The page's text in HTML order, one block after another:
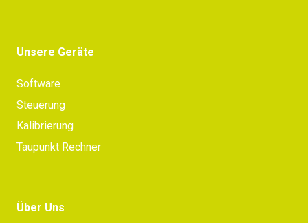
Unsere Geräte
Software
Steuerung
Kalibrierung
Taupunkt Rechner
Über Uns